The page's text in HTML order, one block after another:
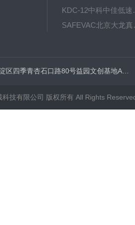
KDC-
科技有限公司 版权所有 All Rights